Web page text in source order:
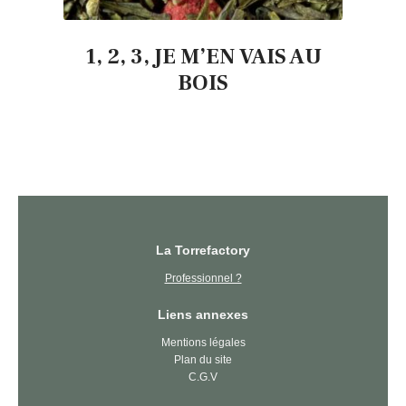
1, 2, 3, JE M’EN VAIS AU
BOIS
La Torrefactory
Professionnel ?
Liens annexes
Mentions légales
Plan du site
C.G.V